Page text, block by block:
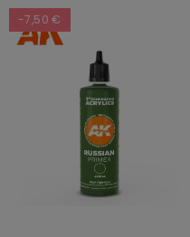
-7,50 €